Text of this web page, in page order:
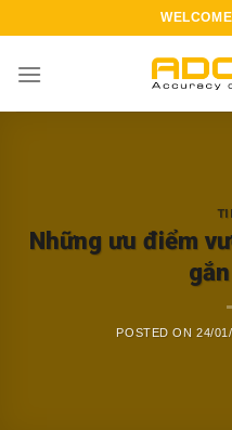
to
content
Những ưu điểm
POSTED ON24/